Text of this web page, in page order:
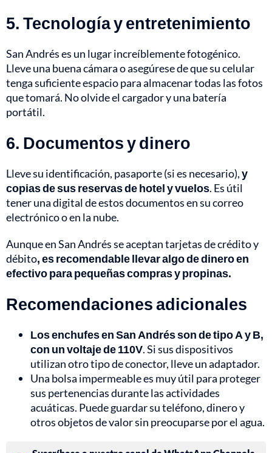
5. Tecnología y entretenimiento
San Andrés es un lugar increíblemente fotogénico.
Lleve una buena cámara o asegúrese de que su celular
tenga suficiente espacio para almacenar todas las fotos
que tomará. No olvide el cargador y una batería
portátil.
6. Documentos y dinero
Lleve su identificación, pasaporte (si es necesario),y
copias de sus reservas de hotel y vuelos. Es útil
tener una digital de estos documentos en su correo
electrónico o en la nube.
Aunque en San Andrés se aceptan tarjetas de crédito y
débito, es recomendable llevar algo de dinero en
efectivo para pequeñas compras y propinas.
Recomendaciones adicionales
Los enchufes en San Andrés son de tipo A y B,
con un voltaje de 110V. Si sus dispositivos
utilizan otro tipo de conector, lleve un adaptador.
Una bolsa impermeable es muy útil para proteger
sus pertenencias durante las actividades
acuáticas. Puede guardar su teléfono, dinero y
otros objetos de valor sin preocuparse por el agua.